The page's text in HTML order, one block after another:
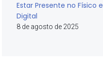
Estar Presente no Físico
Digital
8 de agosto de 2025